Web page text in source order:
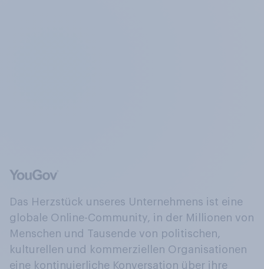
Das Herzstück unseres Unternehmens ist eine
globale Online-Community, in der Millionen von
Menschen und Tausende von politischen,
kulturellen und kommerziellen Organisationen
eine kontinuierliche Konversation über ihre